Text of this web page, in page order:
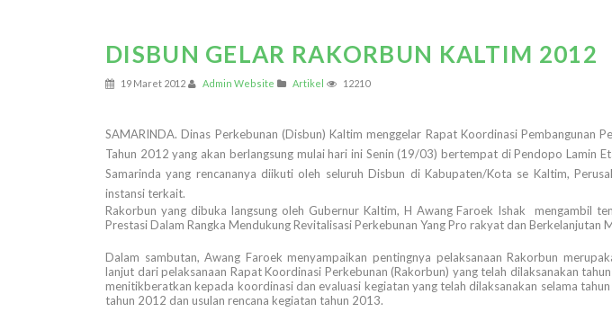
DISBUN GELAR RAKORBUN KALTIM 2012
19 Maret 2012 Admin Website Artikel 12210
SAMARINDA. Dinas Perkebunan (Disbun) Kaltim menggelar Rapat Koordinasi Pembangunan
Tahun 2012 yang akan berlangsung mulai hari ini Senin (19/03) bertempat di Pendopo Lamin
Samarinda yang rencananya diikuti oleh seluruh Disbun di Kabupaten/Kota se Kaltim,
instansi terkait.
Rakorbun yang dibuka langsung oleh Gubernur Kaltim, H Awang Faroek Ishak mengambil
Prestasi Dalam Rangka Mendukung Revitalisasi Perkebunan Yang Pro rakyat dan Berkelanjutan
Dalam sambutan, Awang Faroek menyampaikan pentingnya pelaksanaan Rakorbun
lanjut dari pelaksanaan Rapat Koordinasi Perkebunan (Rakorbun) yang telah dilaksanakan
menitikberatkan kepada koordinasi dan evaluasi kegiatan yang telah dilaksanakan selama
tahun 2012 dan usulan rencana kegiatan tahun 2013.